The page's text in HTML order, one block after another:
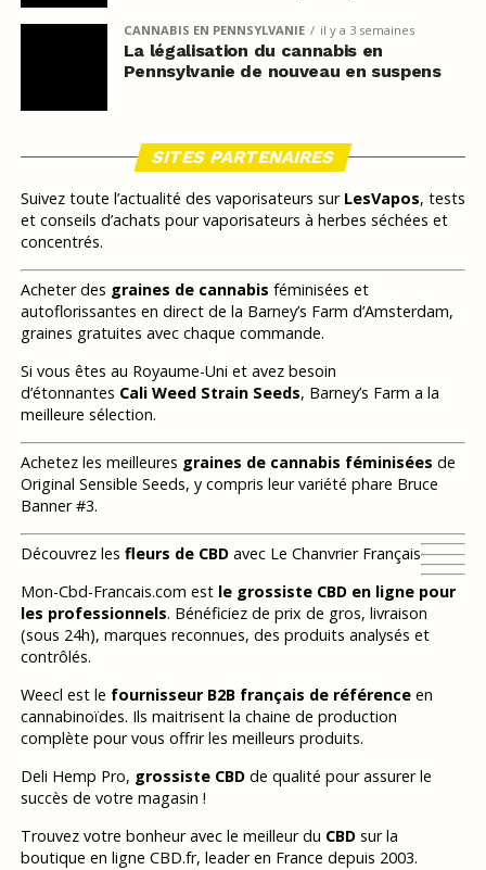
CANNABIS EN PENNSYLVANIE il y a 3 semaines
La légalisation du cannabis en
Pennsylvanie de nouveau en suspens
SITES PARTENAIRES
Suivez toute l’actualité des vaporisateurs sur LesVapos, tests
et conseils d’achats pour vaporisateurs à herbes séchées et
concentrés.
Acheter des graines de cannabis féminisées et
autoflorissantes en direct de la Barney’s Farm d’Amsterdam,
graines gratuites avec chaque commande.
Si vous êtes au Royaume-Uni et avez besoin
d’étonnantes Cali Weed Strain Seeds, Barney’s Farm a la
meilleure sélection.
Achetez les meilleures graines de cannabis féminisées de
Original Sensible Seeds, y compris leur variété phare Bruce
Banner #3.
Découvrez les fleurs de CBDavec Le Chanvrier Français
Mon-Cbd-Francais.com est le grossiste CBD en ligne pour
les professionnels. Bénéficiez de prix de gros, livraison
(sous 24h), marques reconnues, des produits analysés et
contrôlés.
Weecl est le fournisseur B2B français de référenceen
cannabinoïdes. Ils maitrisent la chaine de production
complète pour vous offrir les meilleurs produits.
Deli Hemp Pro, grossiste CBDde qualité pour assurer le
succès de votre magasin !
Trouvez votre bonheur avec le meilleur du CBDsur la
boutique en ligne CBD.fr, leader en France depuis 2003.